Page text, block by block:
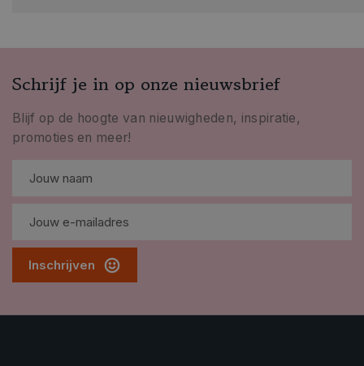
Schrijf je in op onze nieuwsbrief
Blijf op de hoogte van nieuwigheden, inspiratie,
promoties en meer!
Inschrijven